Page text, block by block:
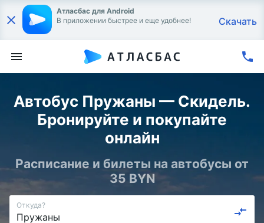
Атласбас для Android
В приложении быстрее и еще удобнее!
Скачать
Автобус Пружаны — Скидель.
Бронируйте и покупайте
онлайн
Расписание и билеты на автобусы от
35 BYN
Откуда?